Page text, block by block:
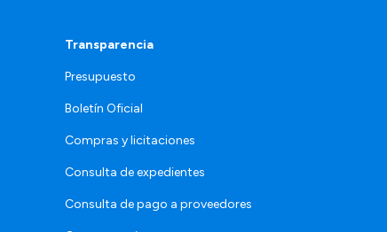
Transparencia
Presupuesto
Boletín Oficial
Compras y licitaciones
Consulta de expedientes
Consulta de pago a proveedores